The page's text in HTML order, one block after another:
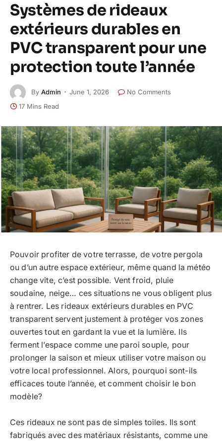
Systèmes de rideaux
extérieurs durables en
PVC transparent pour une
protection toute l’année
By Admin June 1, 2026
No Comments
17 Mins Read
Pouvoir profiter de votre terrasse, de votre pergola
ou d’un autre espace extérieur, même quand la météo
change vite, c’est possible. Vent froid, pluie
soudaine, neige… ces situations ne vous obligent plus
à rentrer. Les rideaux extérieurs durables en PVC
transparent servent justement à protéger vos zones
ouvertes tout en gardant la vue et la lumière. Ils
ferment l’espace comme une paroi souple, pour
prolonger la saison et mieux utiliser votre maison ou
votre local professionnel. Alors, pourquoi sont-ils
efficaces toute l’année, et comment choisir le bon
modèle?
Ces rideaux ne sont pas de simples toiles. Ils sont
fabriqués avec des matériaux résistants, comme une